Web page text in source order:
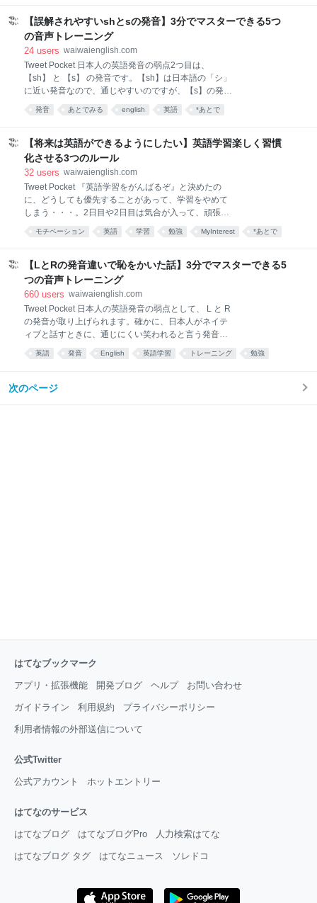
ャ神
が出たのでお話します。 Look Watch See の違い Look：視線を対象の方
へ向ける行為のこと Watch： 時間をかけて、動いている対象や変化が期
待される対象を「見る」こと See:：視覚上の認知を意味して、対象が
使われます。See は、視覚上の認知に対して、「自然に見える」と説明
している参考書も多く
【誤解されやすいshとsの発音】3分でマスターできる5つ
の音声トレーニング
24 users waiwaienglish.com
Tweet Pocket 日本人の英語発音の弱点2つ目は、
【sh】 と 【s】 の発音です。【sh】は日本語の「シ」
に近い発音なので、通じやすいのですが、【s】の発音
は少し工夫が必要なので、苦手な人が多い発音です。
高校時代、私の友達で英語が大得意のTakeru くんがい
に、外国人の先生に、いつも「君の英語は通じない
よ」と言われていました。 その理由は、Takeruくん
は、she と see の発音が全く一緒だったからです。
ていました。外国人の先生は、Takeruくんの発音を必
死で直そうとしました。その理由が、こんな現象が実
際起こりうるからです。 1.sh と s の発音の違いが誤解
を生んでしまう例例えば、Please take a seat. (腰かけ
発音 あとでみる english 英語 *あとで
【将来は英語ができるようにしたい】英語学習楽しく習慣
化させる3つのルール
32 users waiwaienglish.com
Tweet Pocket 『英語学習をがんばるぞ』と決めたの
に、どうしても優先することがあって、学習をやめて
しまう・・・。2日目や2日目は気合が入って、頑張っ
て3時間も学習できるんだけど、3日目からは急な予定
が入ってしまって、いつも出来なくなってしまう。 こ
か？ 英語は1日だけ10時間勉強するよりも、1日30分
を7日など継続して学習する方が効果は高いです。つ
まり、英語を身につける上で大事なのは、英語を習慣
で、英語が習慣化できない人の特徴は2つです。 1.英
語が習慣化できない人の2つの特徴英語に限ってでは
ありませんが、諦めが早い人の特徴をみてみましょ
う。 無理なスケジュールを組んでしまう例えば、今日
しま
モチベーション 英語 学習 勉強 MyInterest *あとで
【LとRの発音違いで恥をかいた話】3分でマスターできる5
つの音声トレーニング
660 users waiwaienglish.com
Tweet Pocket 日本人の英語発音の弱点として、 L と R
の発音が取り上げられます。確かに、日本人がネイテ
ィブと話すときに、通じにくい笑われると言う発音が
この L と R です。私たちの日本語には「らりるれろ」
とラ行が１つしかありませんが、英語では、 日本語の
と、舌を喉元の方に丸めて発音する Rの音 ra ri ru re ro
英語 発音 English 英語学習 トレーニング 勉強
次のページ
はてなブックマーク
アプリ・拡張機能 開発ブログ ヘルプ お問い合わせ
ガイドライン 利用規約 プライバシーポリシー
利用者情報の外部送信について
公式Twitter
公式アカウント ホットエントリー
はてなのサービス
はてなブログ はてなブログPro 人力検索はてな
はてなブログ タグ はてなニュース ソレドコ